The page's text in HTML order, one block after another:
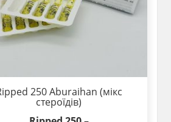
250 Aburaihan (мікс
стероїдів)